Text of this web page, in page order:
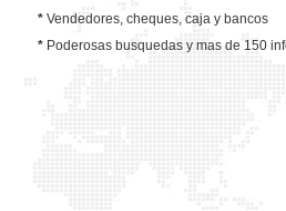
* Vendedores, cheques, caja y bancos
* Poderosas busquedas y mas de 150